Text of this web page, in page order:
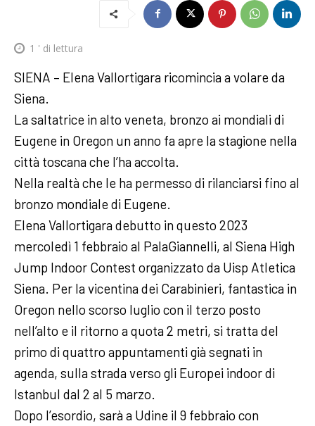
1 ' di lettura
SIENA – Elena Vallortigara ricomincia a volare da
Siena.
La saltatrice in alto veneta, bronzo ai mondiali di
Eugene in Oregon un anno fa apre la stagione nella
città toscana che l’ha accolta.
Nella realtà che le ha permesso di rilanciarsi fino al
bronzo mondiale di Eugene.
Elena Vallortigara debutto in questo 2023
mercoledì 1 febbraio al PalaGiannelli, al Siena High
Jump Indoor Contest organizzato da Uisp Atletica
Siena. Per la vicentina dei Carabinieri, fantastica in
Oregon nello scorso luglio con il terzo posto
nell’alto e il ritorno a quota 2 metri, si tratta del
primo di quattro appuntamenti già segnati in
agenda, sulla strada verso gli Europei indoor di
Istanbul dal 2 al 5 marzo.
Dopo l’esordio, sarà a Udine il 9 febbraio con